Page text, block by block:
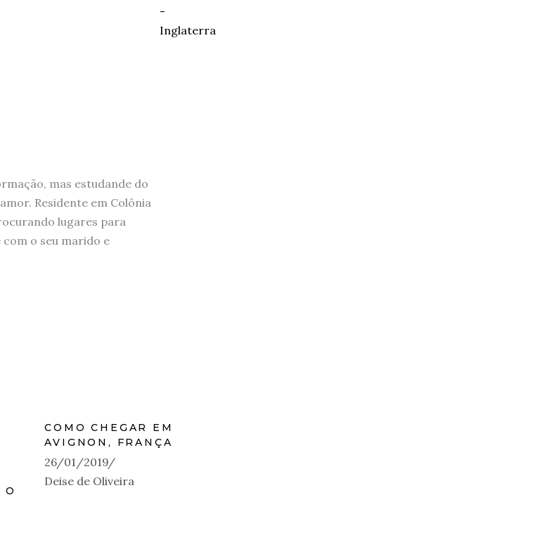
mas estudande do
Residente em Colônia
lugares para
com o seu marido e
O
COMO CHEGAR EM
AVIGNON, FRANÇA
26/01/2019
Deise de Oliveira